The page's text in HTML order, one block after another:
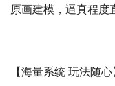
原画建模，逼真程度
【海量系统 玩法随心